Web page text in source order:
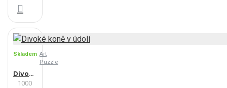
Skladem Art
Puzzle
Divoké koně v údolí
1000